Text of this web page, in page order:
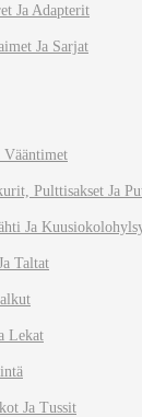
Ja Adapterit
Ja Sarjat
Vääntimet
Pulttisakset Ja
Ja
Taltat
Lekat
Ja Tussit